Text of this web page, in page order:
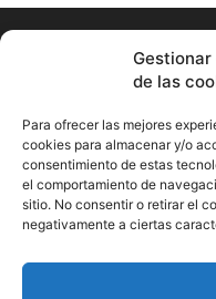
de las
Para ofrecer las mejores
cookies para almacenar y/o
consentimiento de estas
el comportamiento de
sitio. No consentir o retirar el
negativamente a ciertas
Información Cultural de
Contact us: